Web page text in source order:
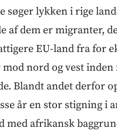
søger lykken i rige
af dem er migranter,
EU-land fra for
nord og vest inden
Blandt andet derfor
år en stor stigning i
med afrikansk